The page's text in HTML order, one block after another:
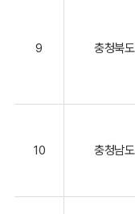
9 충청북도
10 충청남도